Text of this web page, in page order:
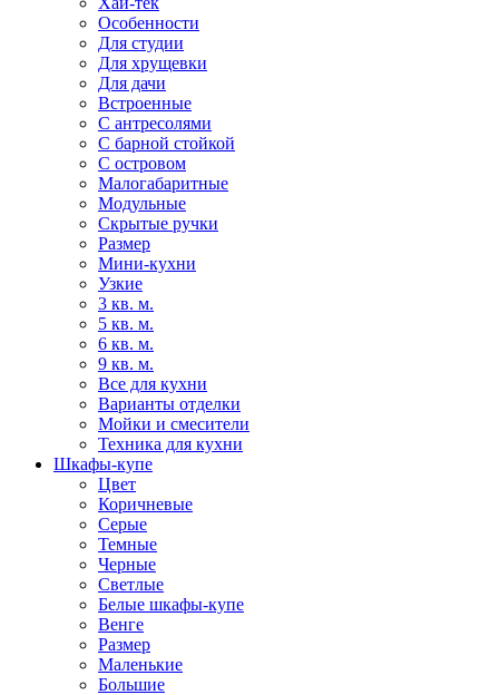
Особенности
Для студии
Для хрущевки
Для дачи
Встроенные
С антресолями
С барной стойкой
С островом
Малогабаритные
Модульные
Скрытые ручки
Размер
Мини-кухни
Узкие
3 кв. м.
5 кв. м.
6 кв. м.
9 кв. м.
Все для кухни
Варианты отделки
Мойки и смесители
Техника для кухни
Шкафы-купе
Цвет
Коричневые
Серые
Темные
Черные
Светлые
Белые шкафы-купе
Венге
Размер
Маленькие
Большие